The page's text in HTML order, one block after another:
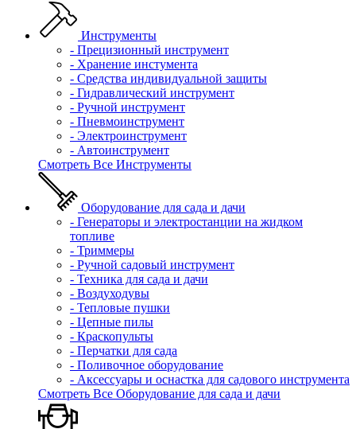
Инструменты
- Прецизионный инструмент
- Хранение инстумента
- Средства индивидуальной защиты
- Гидравлический инструмент
- Ручной инструмент
- Пневмоинструмент
- Электроинструмент
- Автоинструмент
Смотреть Все Инструменты
Оборудование для сада и дачи
- Генераторы и электростанции на жидком
топливе
- Триммеры
- Ручной садовый инструмент
- Техника для сада и дачи
- Воздуходувы
- Тепловые пушки
- Цепные пилы
- Краскопульты
- Перчатки для сада
- Поливочное оборудование
- Аксессуары и оснастка для садового инструмента
Смотреть Все Оборудование для сада и дачи